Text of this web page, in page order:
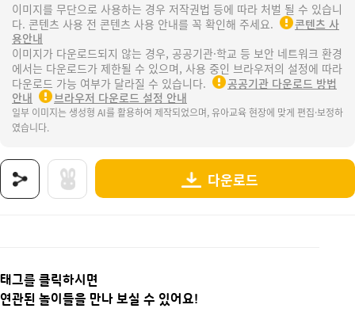
이미지를 무단으로 사용하는 경우 저작권법 등에 따라 처벌 될 수 있습니
다. 콘텐츠 사용 전 콘텐츠 사용 안내를 꼭 확인해 주세요.
콘텐츠 사
용안내
이미지가 다운로드되지 않는 경우, 공공기관·학교 등 보안 네트워크 환경
에서는 다운로드가 제한될 수 있으며, 사용 중인 브라우저의 설정에 따라
다운로드 가능 여부가 달라질 수 있습니다.
공공기관 다운로드 방법
안내
브라우저 다운로드 설정 안내
일부 이미지는 생성형 AI를 활용하여 제작되었으며, 유아교육 현장에 맞게 편집·보정하
였습니다.
다운로드
태그를 클릭하시면
연관된 놀이들을 만나 보실 수 있어요!